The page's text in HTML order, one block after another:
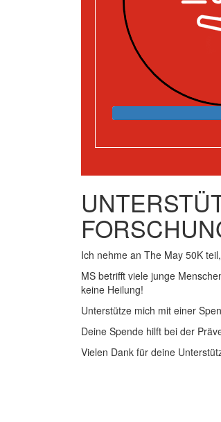
Ich nehme an The May 50K
MS betrifft viele junge
keine Heilung!
Unterstütze mich mit einer
Deine Spende hilft bei der
Vielen Dank für deine